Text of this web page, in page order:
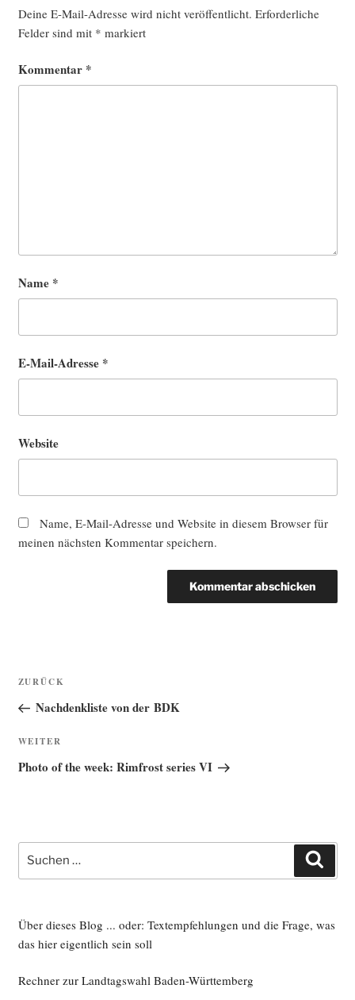
Deine E-Mail-Adresse wird nicht veröffentlicht. Erforderliche
Felder sind mit * markiert
Kommentar *
Name *
E-Mail-Adresse *
Website
Name, E-Mail-Adresse und Website in diesem Browser für
meinen nächsten Kommentar speichern.
Beitragsnavigation
Vorheriger
Beitrag
ZURÜCK
Nachdenkliste von der BDK
Nächster
Beitrag
WEITER
Photo of the week: Rimfrost series VI
Suche
nach:
Über dieses Blog ... oder: Textempfehlungen und die Frage, was
das hier eigentlich sein soll
Rechner zur Landtagswahl Baden-Württemberg